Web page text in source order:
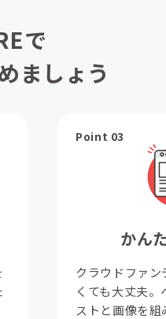
で
ましょう
Point 03
かん
クラウドファ
くても大丈夫
ストと画像を